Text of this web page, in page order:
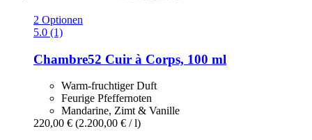
2 Optionen
5.0 (1)
Chambre52 Cuir à Corps, 100 ml
Warm-fruchtiger Duft
Feurige Pfeffernoten
Mandarine, Zimt & Vanille
220,00 € (2.200,00 € / l)